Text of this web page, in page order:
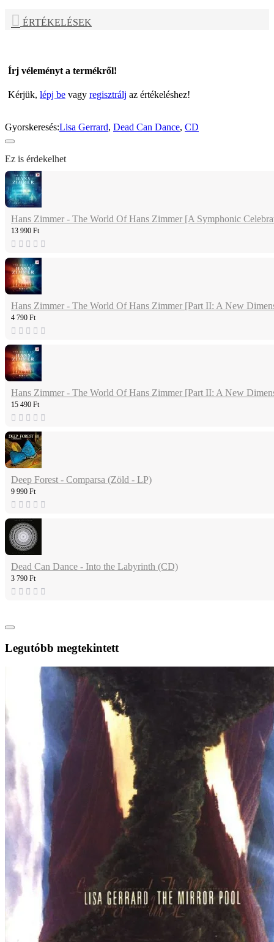
ÉRTÉKELÉSEK
Írj véleményt a termékről!
Kérjük, lépj be vagy regisztrálj az értékeléshez!
Gyorskeresés:Lisa Gerrard, Dead Can Dance, CD
Ez is érdekelhet
Hans Zimmer - The World Of Hans Zimmer [A Symphonic
13 990 Ft
Hans Zimmer - The World Of Hans Zimmer [Part II: A New
4 790 Ft
Hans Zimmer - The World Of Hans Zimmer [Part II: A New
15 490 Ft
Deep Forest - Comparsa (Zöld - LP)
9 990 Ft
Dead Can Dance - Into the Labyrinth (CD)
3 790 Ft
Legutóbb megtekintett